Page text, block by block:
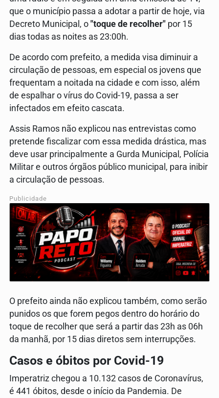
que o município passa a adotar a partir de hoje, via
Decreto Municipal, o "toque de recolher" por 15
dias todas as noites as 23:00h.
De acordo com prefeito, a medida visa diminuir a
circulação de pessoas, em especial os jovens que
frequentam a noitada na cidade e com isso, além
de espalhar o vírus do Covid-19, passa a ser
infectados em efeito cascata.
Assis Ramos não explicou nas entrevistas como
pretende fiscalizar com essa medida drástica, mas
deve usar principalmente a Gurda Municipal, Polícia
Militar e outros órgãos público municipal, para inibir
a circulação de pessoas.
Publicidade
O prefeito ainda não explicou também, como serão
punidos os que forem pegos dentro do horário do
toque de recolher que será a partir das 23h as 06h
da manhã, por 15 dias diretos sem interrupções.
Casos e óbitos por Covid-19
Imperatriz chegou a 10.132 casos de Coronavírus,
é 441 óbitos, desde o início da Pandemia. De